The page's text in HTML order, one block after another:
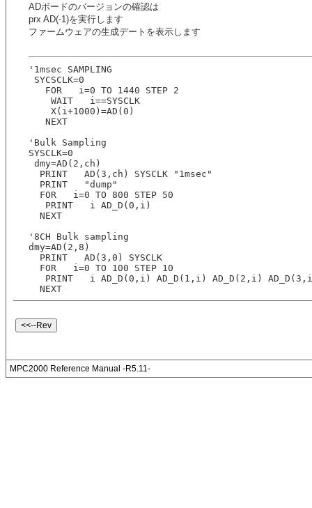
ADボードのバージョンの確認は
prx AD(-1)を実行します
ファームウェアの生成デートを表示します
'1msec SAMPLING
SYCSCLK=0
   FOR   i=0 TO 1440 STEP 2
    WAIT   i==SYSCLK
    X(i+1000)=AD(0)
   NEXT
'Bulk Sampling
SYSCLK=0
dmy=AD(2,ch)
  PRINT   AD(3,ch) SYSCLK "1msec"
  PRINT   "dump"
  FOR   i=0 TO 800 STEP 50
   PRINT   i AD_D(0,i)
  NEXT
'8CH Bulk sampling
dmy=AD(2,8)
  PRINT   AD(3,0) SYSCLK
  FOR   i=0 TO 100 STEP 10
PRINT   i AD_D(0,i) AD_D(1,i) AD_D(2,i)
  NEXT
MPC2000 Reference Manual -R5.11-